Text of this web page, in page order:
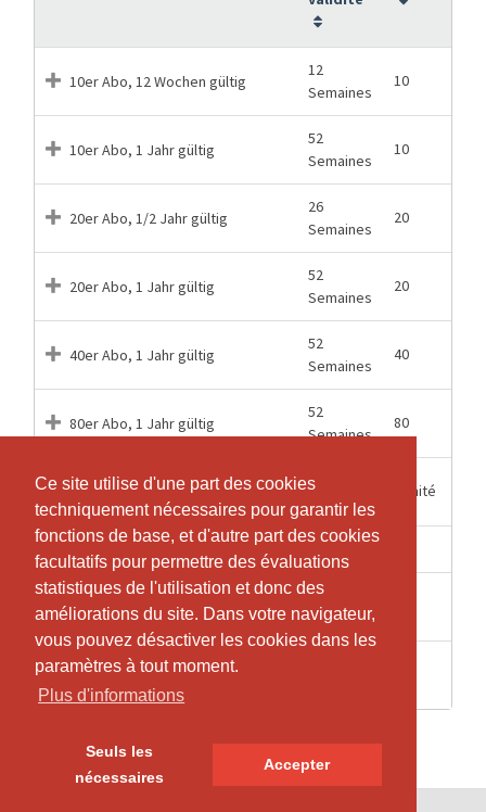
Ce site utilise d'une part des cookies
techniquement nécessaires pour garantir les
fonctions de base, et d'autre part des cookies
facultatifs pour permettre des évaluations
statistiques de l'utilisation et donc des
améliorations du site. Dans votre navigateur,
vous pouvez désactiver les cookies dans les
paramètres à tout moment.
Plus d'informations
Seuls les
nécessaires
Accepter
Ce site utilise d'une part des cookies
techniquement nécessaires pour garantir les
fonctions de base, et d'autre part des cookies
facultatifs pour permettre des évaluations
statistiques de l'utilisation et donc des
améliorations du site. Dans votre navigateur,
vous pouvez désactiver les cookies dans les
paramètres à tout moment.
Plus d'informations
Seuls les
nécessaires
Accepter
10er Abo, 12 Wochen gültig
12
Semaines
10
10er Abo, 1 Jahr gültig
52
Semaines
10
20er Abo, 1/2 Jahr gültig
26
Semaines
20
20er Abo, 1 Jahr gültig
52
Semaines
20
40er Abo, 1 Jahr gültig
52
Semaines
40
80er Abo, 1 Jahr gültig
52
Semaines
80
Abo No Limits, 1 Jahr gültig
52
Semaines
Illimité
Drop In, 1 Lektion gültig 1 Heures
Probe Abo
4
Semaines
Probelektion